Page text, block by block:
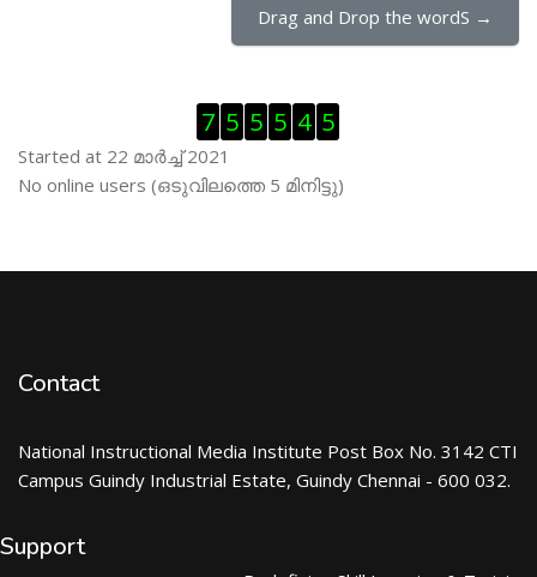
Drag and Drop the wordS →
7 5 5 5 4 5
Started at 22 മാര്‍ച്ച് 2021
Skip ഓണ്‍ലയിന്‍ ഉപഭൊക്താക്കള്‍
No online users (ഒടുവിലത്തെ 5 മിനിട്ടു)
Contact
National Instructional Media Institute Post Box No. 3142 CTI
Campus Guindy Industrial Estate, Guindy Chennai - 600 032.
Support